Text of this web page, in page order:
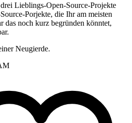
Lieblings-Open-Source-Projekte
Porjekte, die Ihr am meisten
das noch kurz begründen könntet,
Neugierde.